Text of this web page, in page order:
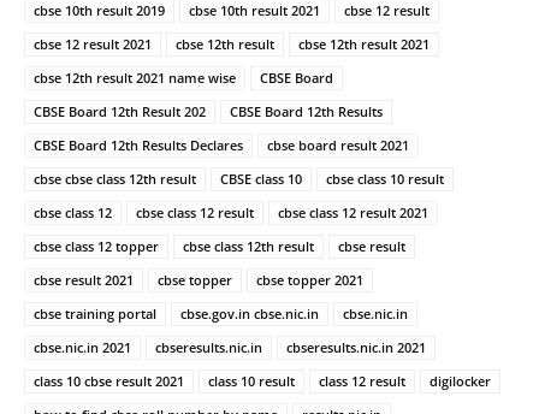
cbse 10th result 2019
cbse 10th result 2021
cbse 12 result
cbse 12 result 2021
cbse 12th result
cbse 12th result 2021
cbse 12th result 2021 name wise
CBSE Board
CBSE Board 12th Result 202
CBSE Board 12th Results
CBSE Board 12th Results Declares
cbse board result 2021
cbse cbse class 12th result
CBSE class 10
cbse class 10 result
cbse class 12
cbse class 12 result
cbse class 12 result 2021
cbse class 12 topper
cbse class 12th result
cbse result
cbse result 2021
cbse topper
cbse topper 2021
cbse training portal
cbse.gov.in cbse.nic.in
cbse.nic.in
cbse.nic.in 2021
cbseresults.nic.in
cbseresults.nic.in 2021
class 10 cbse result 2021
class 10 result class 12 result
digilocker